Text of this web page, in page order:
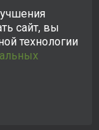
создан
информация
в
сайт, вы
технологии